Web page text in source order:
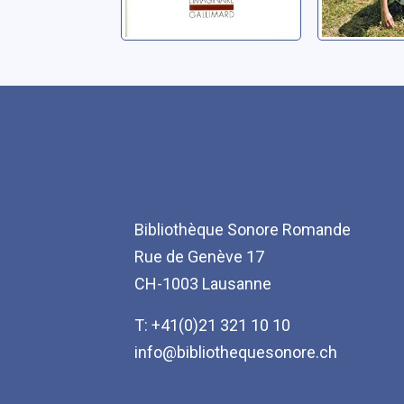
Bibliothèque Sonore Romande
Rue de Genève 17
CH-1003 Lausanne
T: +41(0)21 321 10 10
info@bibliothequesonore.ch